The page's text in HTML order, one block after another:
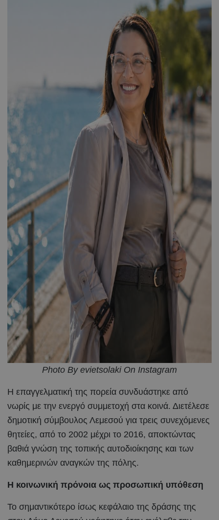
Photo By evietsolaki On Instagram
Η επαγγελματική της πορεία συνδυάστηκε από
νωρίς με την ενεργό συμμετοχή στα κοινά. Διετέλεσε
δημοτική σύμβουλος Λεμεσού για τρεις συνεχόμενες
θητείες, από το 2002 μέχρι το 2016, αποκτώντας
βαθιά γνώση της τοπικής αυτοδιοίκησης και των
καθημερινών αναγκών της πόλης.
Η κοινωνική πρόνοια ως προσωπική υπόθεση
Το σημαντικότερο ίσως κεφάλαιο της δράσης της